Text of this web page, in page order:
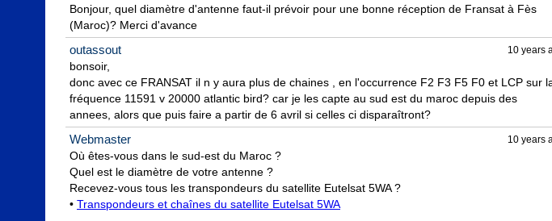
Bonjour, quel diamètre d'antenne faut-il prévoir pour une bonne réception de Fransat à Fès
(Maroc)? Merci d'avance
10 years
outassout
bonsoir,
donc avec ce FRANSAT il n y aura plus de chaines , en l'occurrence F2 F3 F5 F0 et LCP sur
fréquence 11591 v 20000 atlantic bird? car je les capte au sud est du maroc depuis des
annees, alors que puis faire a partir de 6 avril si celles ci disparaîtront?
10 years
Webmaster
Où êtes-vous dans le sud-est du Maroc ?
Quel est le diamètre de votre antenne ?
Recevez-vous tous les transpondeurs du satellite Eutelsat 5WA ?
• Transpondeurs et chaînes du satellite Eutelsat 5WA